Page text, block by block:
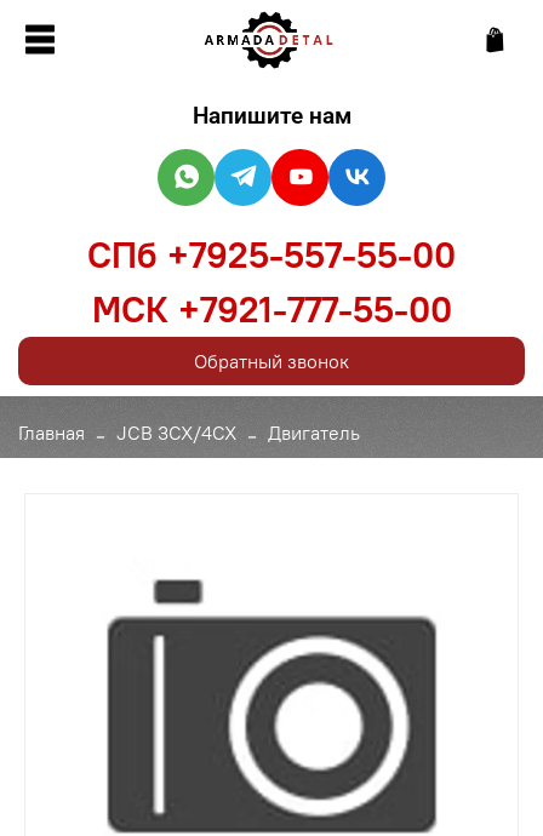
Главная JCB 3CX/4CX Двигатель
Напишите нам
СПб +7925-557-55-00
МСК +7921-777-55-00
Обратный звонок